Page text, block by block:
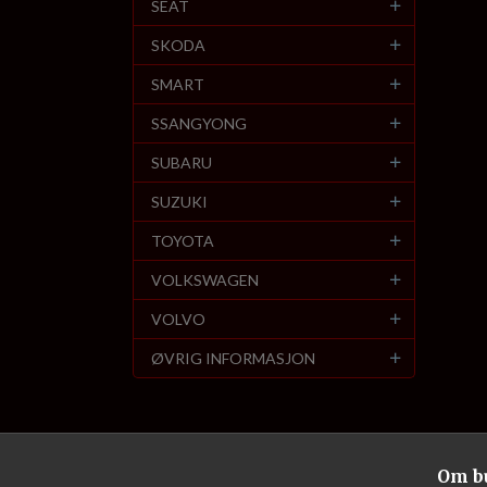
SEAT
SKODA
SMART
SSANGYONG
SUBARU
SUZUKI
TOYOTA
VOLKSWAGEN
VOLVO
ØVRIG INFORMASJON
Om